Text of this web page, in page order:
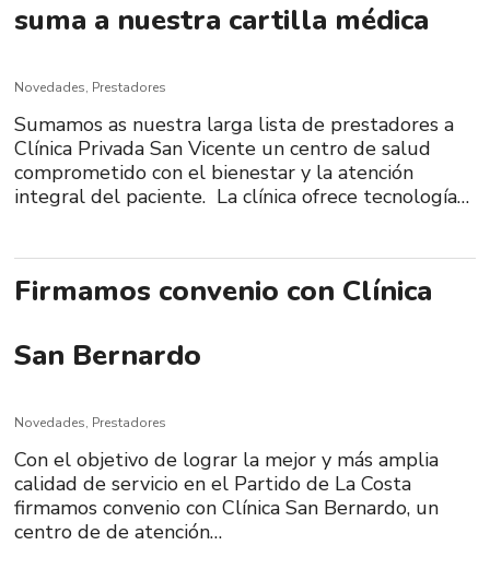
suma a nuestra cartilla médica
Novedades, Prestadores
Sumamos as nuestra larga lista de prestadores a
Clínica Privada San Vicente un centro de salud
comprometido con el bienestar y la atención
integral del paciente. La clínica ofrece tecnología…
Firmamos convenio con Clínica
San Bernardo
Novedades, Prestadores
Con el objetivo de lograr la mejor y más amplia
calidad de servicio en el Partido de La Costa
firmamos convenio con Clínica San Bernardo, un
centro de de atención…